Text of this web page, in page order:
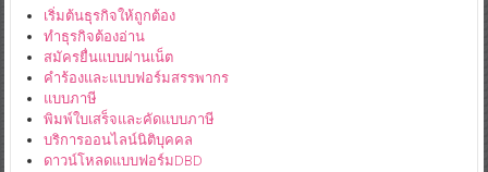
เริ่มต้นธุรกิจให้ถูกต้อง
ทำธุรกิจต้องอ่าน
สมัครยื่นแบบผ่านเน็ต
คำร้องและแบบฟอร์มสรรพากร
แบบภาษี
พิมพ์ใบเสร็จและคัดแบบภาษี
บริการออนไลน์นิติบุคคล
ดาวน์โหลดแบบฟอร์มDBD